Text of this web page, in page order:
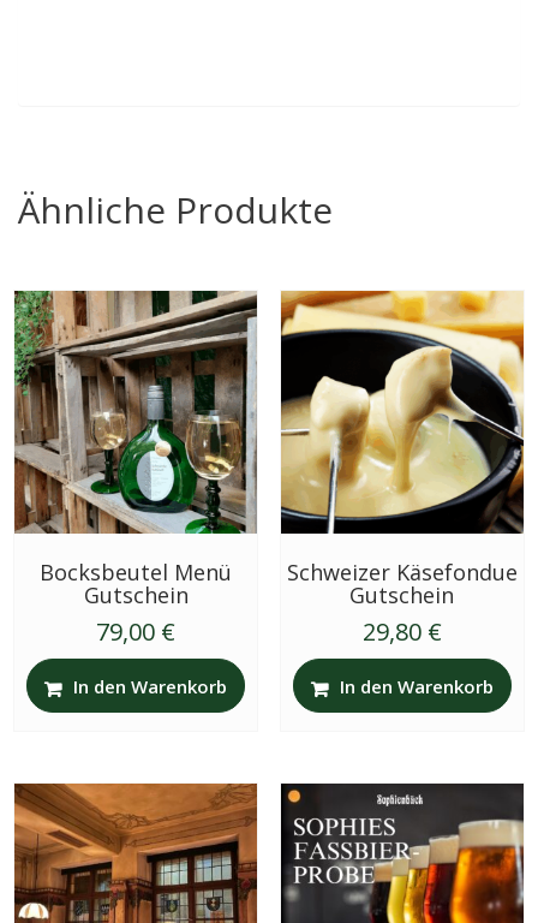
Ähnliche Produkte
Bocksbeutel Menü
Gutschein
79,00 €
In den Warenkorb
Schweizer Käsefondue
Gutschein
29,80 €
In den Warenkorb